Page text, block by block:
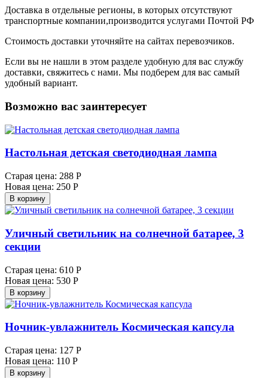
Доставка в отдельные регионы, в которых отсутствуют
транспортные компании,производится услугами Почтой РФ
Стоимость доставки уточняйте на сайтах перевозчиков.
Если вы не нашли в этом разделе удобную для вас службу
доставки, свяжитесь с нами. Мы подберем для вас самый
удобный вариант.
Возможно вас заинтересует
Настольная детская светодиодная лампа
Старая цена: 288 Р
Новая цена: 250 Р
В корзину
Уличный светильник на солнечной батарее, 3
секции
Старая цена: 610 Р
Новая цена: 530 Р
В корзину
Ночник-увлажнитель Космическая капсула
Старая цена: 127 Р
Новая цена: 110 Р
В корзину